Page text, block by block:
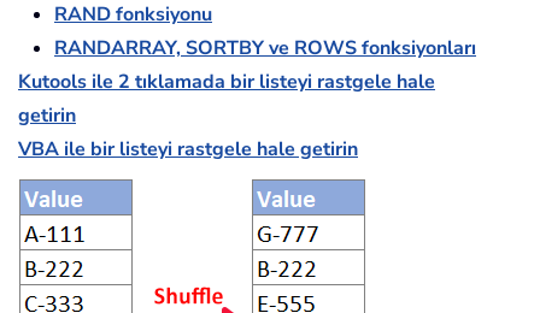
RAND fonksiyonu
RANDARRAY, SORTBY ve ROWS fonksiyonları
Kutools ile 2 tıklamada bir listeyi rastgele hale
getirin
VBA ile bir listeyi rastgele hale getirin